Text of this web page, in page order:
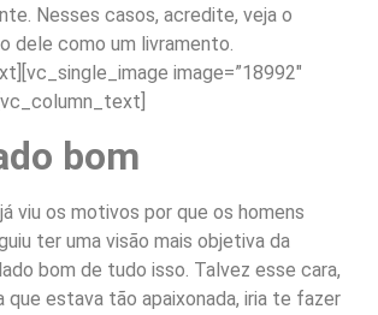
Nesses casos, acredite, veja o
dele como um livramento.
image=”18992″
bom
viu os motivos por que os homens
ter uma visão mais objetiva da
bom de tudo isso. Talvez esse cara,
que estava tão apaixonada, iria te fazer